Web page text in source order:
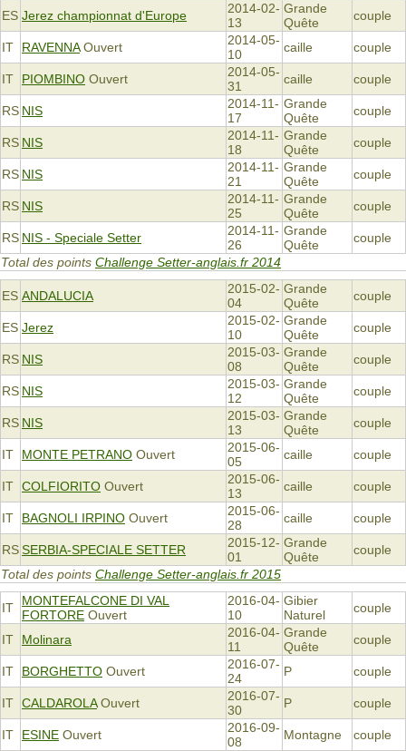
ES Jerez championnat d'Europe
2014-02-
13
Grande
Quête
couple
IT RAVENNAOuvert
2014-05-
10
caille couple
IT PIOMBINO Ouvert
2014-05-
31
caille couple
RS NIS
2014-11-
17
Grande
Quête
couple
RS NIS
2014-11-
18
Grande
Quête
couple
RS NIS
2014-11-
21
Grande
Quête
couple
RS NIS
2014-11-
25
Grande
Quête
couple
RS NIS - Speciale Setter
2014-11-
26
Grande
Quête
couple
Total des points Challenge Setter-anglais.fr 2014
ES ANDALUCIA
2015-02-
04
Grande
Quête
couple
ES Jerez
2015-02-
10
Grande
Quête
couple
RS NIS
2015-03-
08
Grande
Quête
couple
RS NIS
2015-03-
12
Grande
Quête
couple
RS NIS
2015-03-
13
Grande
Quête
couple
IT MONTE PETRANO Ouvert
2015-06-
05
caille couple
IT COLFIORITO Ouvert
2015-06-
13
caille couple
IT BAGNOLI IRPINO Ouvert
2015-06-
28
caille couple
RSSERBIA-SPECIALE SETTER
2015-12-
01
Grande
Quête
couple
Total des points Challenge Setter-anglais.fr 2015
IT
MONTEFALCONE DI VAL
FORTORE Ouvert
2016-04-
10
Gibier
Naturel
couple
IT Molinara
2016-04-
11
Grande
Quête
couple
IT BORGHETTO Ouvert
2016-07-
24
P couple
IT CALDAROLAOuvert
2016-07-
30
P couple
IT ESINE Ouvert
2016-09-
08
Montagne couple